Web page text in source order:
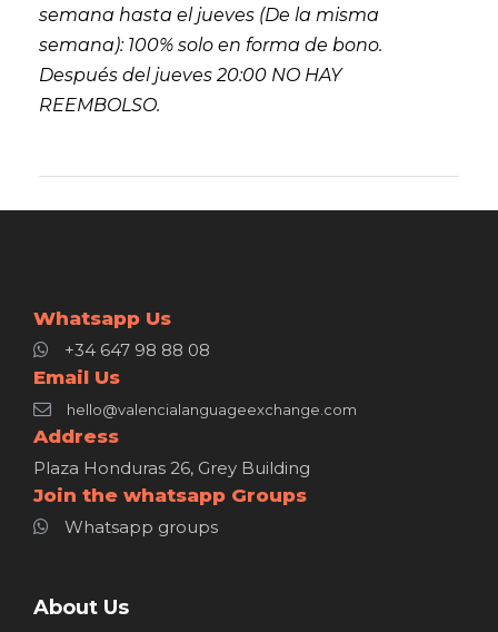
semana hasta el jueves (De la misma
semana): 100% solo en forma de bono.
Después del jueves 20:00 NO HAY
REEMBOLSO.
Whatsapp Us
+34 647 98 88 08
Email Us
hello@valencialanguageexchange.com
Address
Plaza Honduras 26, Grey Building
Join the whatsapp Groups
Whatsapp groups
About Us